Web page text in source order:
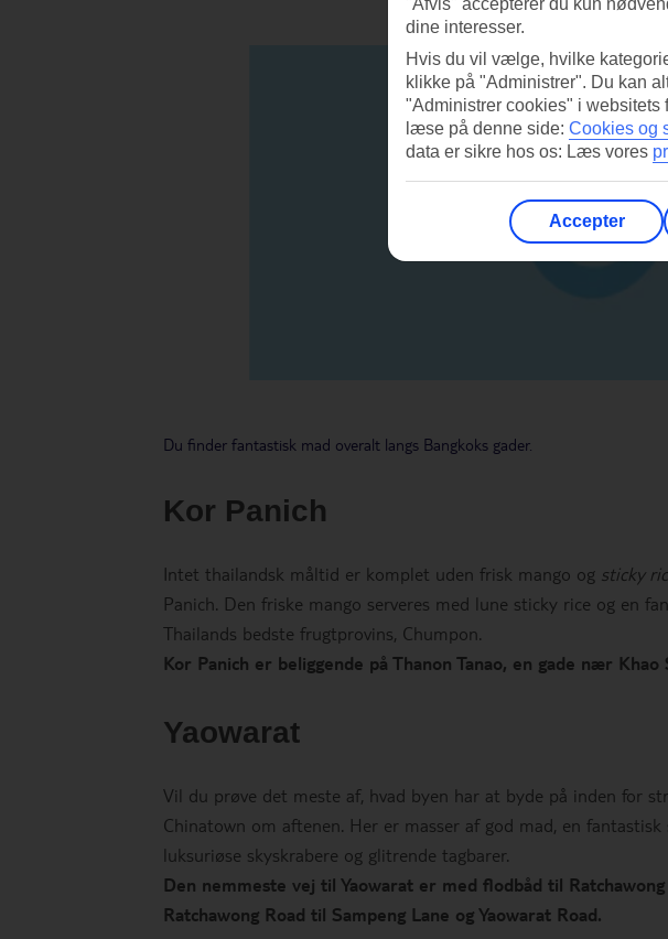
Du finder fantastisk mad overalt langs Bangkoks gader.
Kor Panich
Intet thailandsk måltid er komplet uden frisk mango og sticky
Panich. Den friske mango serveres med lune sticky rice og en
Thailands bedste frugtprovins, Chumpon.
Kor Panich er beliggende på Thanon Tanao, en gade nær Khao
Yaowarat
Vil du prøve det meste af, hvad byen har at byde på inden for
Chinatown om aftenen. Her er masser af god mad, en
luksuriøse skyskrabere og glitrende tagbarer.
Den nemmeste vej til Yaowarat er med flodbåd til
Ratchawong Road til Sampeng Lane og Yaowarat Road.
dine interesser.
Hvis du vil vælge, hvilke
klikke på "Administrer". Du kan
"Administrer cookies" i websitets
læse på denne side: Cookies og
data er sikre hos os: Læs vores
Accepter